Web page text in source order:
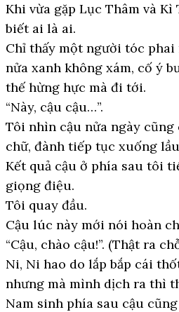
Khi vừa gặp Lục Thâm và
biết ai là ai.
Chỉ thấy một người tóc phai
nửa xanh không xám, cố ý
thế hừng hực mà đi tới.
“Này, cậu cậu…”.
Tôi nhìn cậu nửa ngày
chữ, đành tiếp tục xuống
Kết quả cậu ở phía sau tôi
giọng điệu.
Tôi quay đầu.
Cậu lúc này mới nói hoàn
“Cậu, chào cậu!”. (Thật ra
Ni, Ni hao do lắp bắp cái
nhưng mà mình dịch ra thì
Nam sinh phía sau cậu